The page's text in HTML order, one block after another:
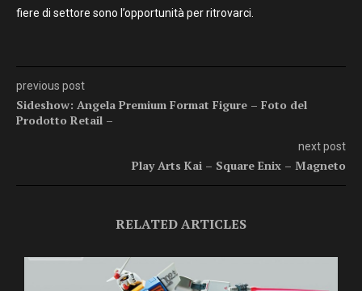
fiere di settore sono l’opportunità per ritrovarci.
previous post
Sideshow: Angela Premium Format Figure – Foto del
Prodotto Retail –
next post
Play Arts Kai – Square Enix – Magneto
RELATED ARTICLES